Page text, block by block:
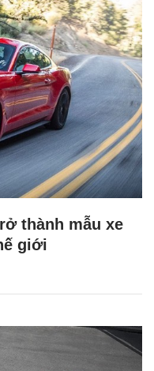
thành mẫu xe
giới